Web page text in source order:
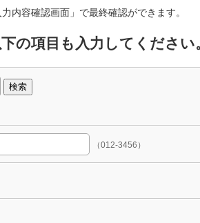
内容確認画面」で最終確認ができます。
の項目も入力してください
検索
（012-3456）